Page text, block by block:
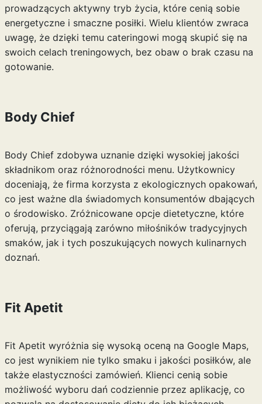
prowadzących aktywny tryb życia, które cenią sobie
energetyczne i smaczne posiłki. Wielu klientów zwraca
uwagę, że dzięki temu cateringowi mogą skupić się na
swoich celach treningowych, bez obaw o brak czasu na
gotowanie.
Body Chief
Body Chief zdobywa uznanie dzięki wysokiej jakości
składnikom oraz różnorodności menu. Użytkownicy
doceniają, że firma korzysta z ekologicznych opakowań,
co jest ważne dla świadomych konsumentów dbających
o środowisko. Zróżnicowane opcje dietetyczne, które
oferują, przyciągają zarówno miłośników tradycyjnych
smaków, jak i tych poszukujących nowych kulinarnych
doznań.
Fit Apetit
Fit Apetit wyróżnia się wysoką oceną na Google Maps,
co jest wynikiem nie tylko smaku i jakości posiłków, ale
także elastyczności zamówień. Klienci cenią sobie
możliwość wyboru dań codziennie przez aplikację, co